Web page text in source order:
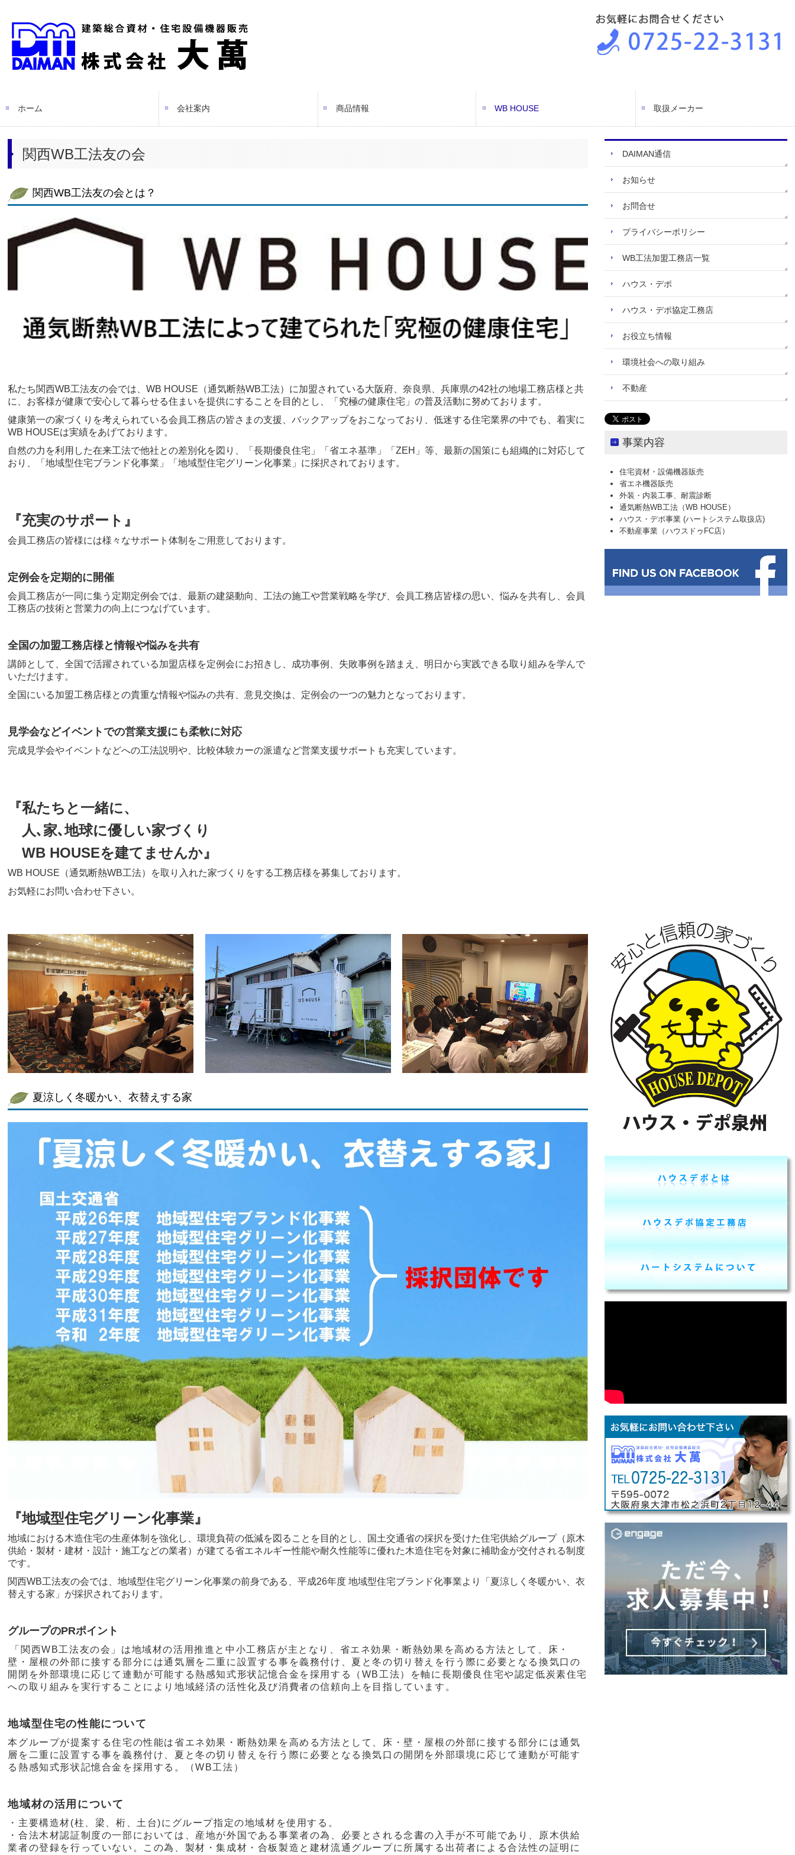
ホーム 会社案内 商品情報 WB HOUSE 取扱メーカー
関西WB工法友の会
関西WB工法友の会とは？
私たち関西WB工法友の会では、WB HOUSE（通気断熱WB工法）に加盟されている大阪府、奈良県、兵庫県の42社の地場工務店様と共
に、お客様が健康で安心して暮らせる住まいを提供にすることを目的とし、「究極の健康住宅」の普及活動に努めております。
健康第一の家づくりを考えられている会員工務店の皆さまの支援、バックアップをおこなっており、低迷する住宅業界の中でも、着実に
WB HOUSEは実績をあげております。
自然の力を利用した在来工法で他社との差別化を図り、「長期優良住宅」「省エネ基準」「ZEH」等、最新の国策にも組織的に対応して
おり、「地域型住宅ブランド化事業」「地域型住宅グリーン化事業」に採択されております。
『充実のサポート』
会員工務店の皆様には様々なサポート体制をご用意しております。
定例会を定期的に開催
会員工務店が一同に集う定期定例会では、最新の建築動向、工法の施工や営業戦略を学び、会員工務店皆様の思い、悩みを共有し、会員
工務店の技術と営業力の向上につなげています。
全国の加盟工務店様と情報や悩みを共有
講師として、全国で活躍されている加盟店様を定例会にお招きし、成功事例、失敗事例を踏まえ、明日から実践できる取り組みを学んで
いただけます。
全国にいる加盟工務店様との貴重な情報や悩みの共有、意見交換は、定例会の一つの魅力となっております。
見学会などイベントでの営業支援にも柔軟に対応
完成見学会やイベントなどへの工法説明や、比較体験カーの派遣など営業支援サポートも充実しています。
『私たちと一緒に、
人､家､地球に優しい家づくり
WB HOUSEを建てませんか』
WB HOUSE（通気断熱WB工法）を取り入れた家づくりをする工務店様を募集しております。
お気軽にお問い合わせ下さい。
夏涼しく冬暖かい、衣替えする家
『地域型住宅グリーン化事業』
地域における木造住宅の生産体制を強化し、環境負荷の低減を図ることを目的とし、国土交通省の採択を受けた住宅供給グループ（原木
供給・製材・建材・設計・施工などの業者）が建てる省エネルギー性能や耐久性能等に優れた木造住宅を対象に補助金が交付される制度
です。
関西WB工法友の会では、地域型住宅グリーン化事業の前身である、平成26年度 地域型住宅ブランド化事業より「夏涼しく冬暖かい、衣
替えする家」が採択されております。
グループのPRポイント
「関西WB工法友の会」は地域材の活用推進と中小工務店が主となり、省エネ効果・断熱効果を高める方法として、床・
壁・屋根の外部に接する部分には通気層を二重に設置する事を義務付け、夏と冬の切り替えを行う際に必要となる換気口の
開閉を外部環境に応じて連動が可能する熱感知式形状記憶合金を採用する（WB工法）を軸に長期優良住宅や認定低炭素住宅
への取り組みを実行することにより地域経済の活性化及び消費者の信頼向上を目指しています。
地域型住宅の性能について
本グループが提案する住宅の性能は省エネ効果・断熱効果を高める方法として、床・壁・屋根の外部に接する部分には通気
層を二重に設置する事を義務付け、夏と冬の切り替えを行う際に必要となる換気口の開閉を外部環境に応じて連動が可能す
る熱感知式形状記憶合金を採用する。（WB工法）
地域材の活用について
・主要構造材(柱、梁、桁、土台)にグループ指定の地域材を使用する。
・合法木材認証制度の一部においては、産地が外国である事業者の為、必要とされる念書の入手が不可能であり、原木供給
業者の登録を行っていない。この為、製材・集成材・合板製造と建材流通グループに所属する出荷者による合法性の証明に
DAIMAN通信
お知らせ
お問合せ
プライバシーポリシー
WB工法加盟工務店一覧
ハウス・デポ
ハウス・デポ協定工務店
お役立ち情報
環境社会への取り組み
不動産
事業内容
住宅資材・設備機器販売
省エネ機器販売
外装・内装工事、耐震診断
通気断熱WB工法（WB HOUSE）
ハウス・デポ事業 (ハートシステム取扱店)
不動産事業（ハウスドゥFC店）